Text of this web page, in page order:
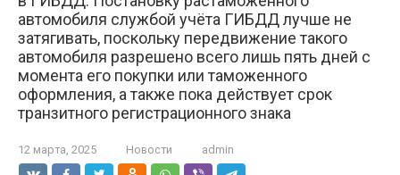
автомобиля службой учёта ГИБДД лучше не
затягивать, поскольку передвижение такого
автомобиля разрешено всего лишь пять дней с
момента его покупки или таможенного
оформления, а также пока действует срок
транзитного регистрационного знака
12 марта, 2025 Новости admin